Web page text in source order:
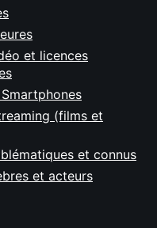
et licences
(films et
et connus
et acteurs